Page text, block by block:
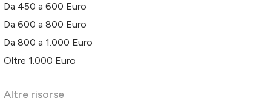
Da 450 a 600 Euro
Da 600 a 800 Euro
Da 800 a 1.000 Euro
Oltre 1.000 Euro
Altre risorse